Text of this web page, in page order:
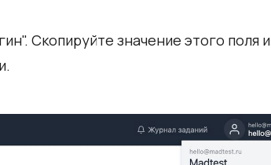
Скопируйте значение этого поля и